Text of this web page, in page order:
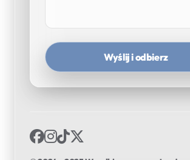
Wyślij i odbierz